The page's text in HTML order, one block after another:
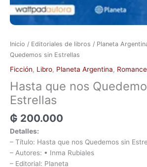
Inicio / Editoriales de libros / Planeta
Quedemos sin Estrellas
Ficción, Libro, Planeta Argentina, Romance
Hasta que nos
Estrellas
₲ 200.000
Detalles:
– Título: Hasta que nos Quedemos sin
– Autores: • Inma Rubiales
– Editorial: Planeta